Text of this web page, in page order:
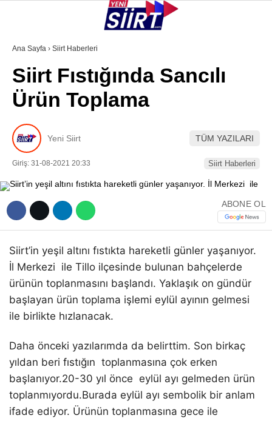
WhatsApp İhbar Hattı
Facebook
VİDEO
KURTALAN
ERUH
BAYKAN
TILLO
GÜNDEM
NÖBETÇI ECZANELER
Ana Sayfa › Siirt Haberleri
Siirt Fıstığında Sancılı
Ürün Toplama
Yeni Siirt TÜM YAZILARI
Giriş: 31-08-2021 20:33 Siirt Haberleri
ABONE OL
Siirt’in yeşil altını fıstıkta hareketli günler yaşanıyor.
İl Merkezi ile Tillo ilçesinde bulunan bahçelerde
ürünün toplanmasını başlandı. Yaklaşık on gündür
başlayan ürün toplama işlemi eylül ayının gelmesi
ile birlikte hızlanacak.
Daha önceki yazılarımda da belirttim. Son birkaç
yıldan beri fıstığın toplanmasına çok erken
başlanıyor.20-30 yıl önce eylül ayı gelmeden ürün
toplanmıyordu.Burada eylül ayı sembolik bir anlam
ifade ediyor. Ürünün toplanmasına gece ile